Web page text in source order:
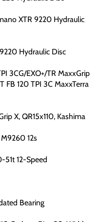
XTR 9220 Hydraulic
Hydraulic Disc
3CG/EXO+/TR MaxxGrip
120 TPI 3C MaxxTerra
X, QR15x110, Kashima
12s
51t 12-Speed
Bearing